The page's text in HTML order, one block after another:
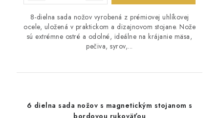
8-dielna sada nožov vyrobená z prémiovej uhlíkovej
ocele, uložená v praktickom a dizajnovom stojane. Nože
sú extrémne ostré a odolné, ideálne na krájanie mäsa,
pečiva, syrov,...
6 dielna sada nožov s magnetickým stojanom s
bordovou rukoväťou